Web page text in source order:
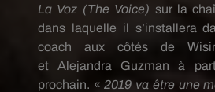
La Voz (The Voice) sur la
dans laquelle il s’installera
coach aux côtés de
et
Alejandra Guzman
à
prochain. «2019 va être une